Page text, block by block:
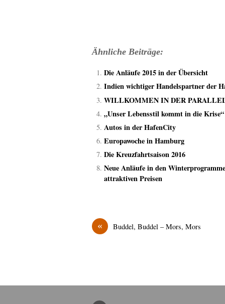
Ähnliche Beiträge:
Die Anläufe 2015 in der Übersicht
Indien wichtiger Handelspartner der
WILLKOMMEN IN DER
„Unser Lebensstil kommt in die Krise“
Autos in der HafenCity
Europawoche in Hamburg
Die Kreuzfahrtsaison 2016
Neue Anläufe in den
attraktiven Preisen
« Buddel, Buddel – Mors, Mors